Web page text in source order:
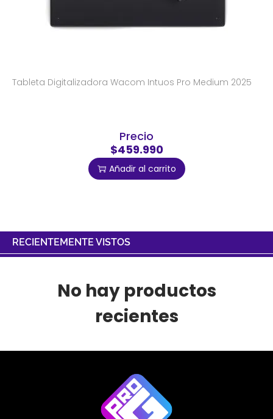
Tableta Digitalizadora Wacom Intuos Pro Medium 2025
Precio
$459.990
Añadir al carrito
RECIENTEMENTE VISTOS
No hay productos
recientes